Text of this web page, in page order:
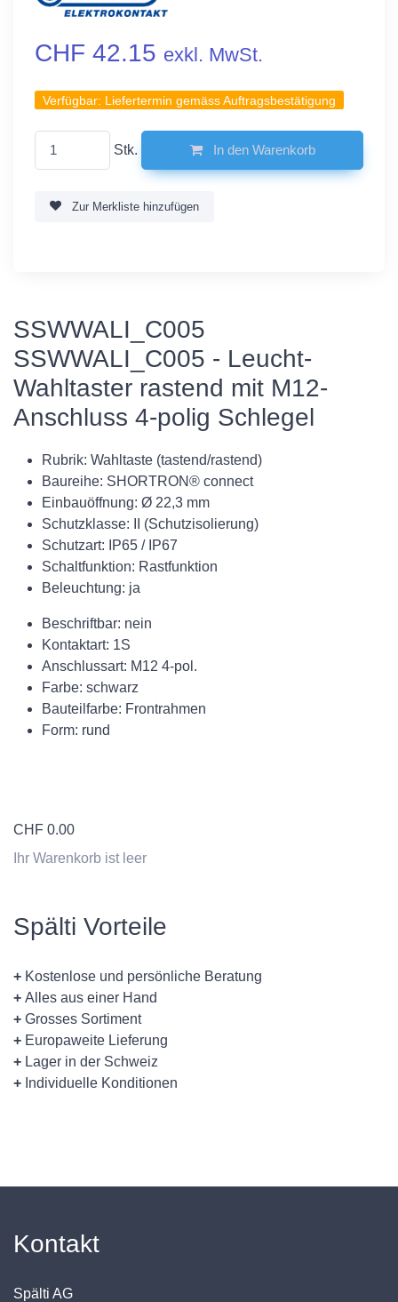
CHF 42.15 exkl. MwSt.
Verfügbar: Liefertermin gemäss Auftragsbestätigung
Stk. In den Warenkorb
Zur Merkliste hinzufügen
SSWWALI_C005
SSWWALI_C005 - Leucht-
Wahltaster rastend mit M12-
Anschluss 4-polig Schlegel
Rubrik: Wahltaste (tastend/rastend)
Baureihe: SHORTRON® connect
Einbauöffnung: Ø 22,3 mm
Schutzklasse: II (Schutzisolierung)
Schutzart: IP65 / IP67
Schaltfunktion: Rastfunktion
Beleuchtung: ja
Beschriftbar: nein
Kontaktart: 1S
Anschlussart: M12 4-pol.
Farbe: schwarz
Bauteilfarbe: Frontrahmen
Form: rund
CHF 0.00
Ihr Warenkorb ist leer
Spälti Vorteile
+ Kostenlose und persönliche Beratung
+ Alles aus einer Hand
+ Grosses Sortiment
+ Europaweite Lieferung
+ Lager in der Schweiz
+ Individuelle Konditionen
Kontakt
Spälti AG